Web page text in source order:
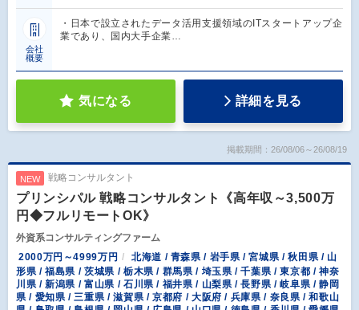
会社
概要
・日本で設立されたデータ活用支援領域のITスタートアップ企
業であり、国内大手企業…
気になる 詳細を見る
掲載期間：26/08/06～26/08/19
NEW 戦略コンサルタント
プリンシパル 戦略コンサルタント《高年収～3,500万
円◆フルリモートOK》
外資系コンサルティングファーム
2000万円～4999万円
北海道 / 青森県 / 岩手県 / 宮城県 / 秋田県 / 山
形県 / 福島県 / 茨城県 / 栃木県 / 群馬県 / 埼玉県 / 千葉県 / 東京都 / 神奈
川県 / 新潟県 / 富山県 / 石川県 / 福井県 / 山梨県 / 長野県 / 岐阜県 / 静岡
県 / 愛知県 / 三重県 / 滋賀県 / 京都府 / 大阪府 / 兵庫県 / 奈良県 / 和歌山